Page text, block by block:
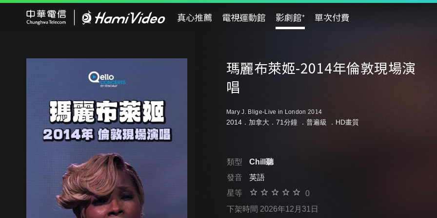
真心推薦 電視運動館 影劇館⁺ 單次付費
瑪麗布萊姬-2014年倫敦現場演
唱
Mary J. Blige-Live in London 2014
2014．加拿大．71分鐘 ． 普遍級 ．HD畫質
類型
Chill聽
發音
英語
星等
0
下架時間 2026年12月31日